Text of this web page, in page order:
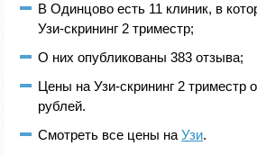
В Одинцово есть 11 клиник, в
Узи-скрининг 2 триместр;
О них опубликованы 383 отзыва;
Цены на Узи-скрининг 2 триместр
рублей.
Смотреть все цены на Узи.